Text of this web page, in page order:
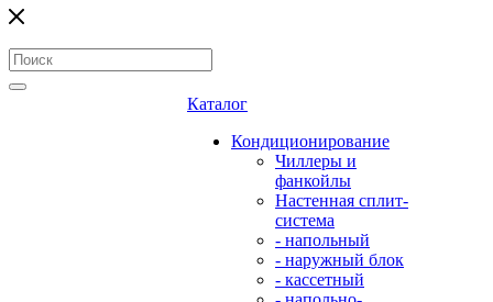
Каталог
Кондиционирование
Чиллеры и
фанкойлы
Настенная сплит-
система
- напольный
- наружный блок
- кассетный